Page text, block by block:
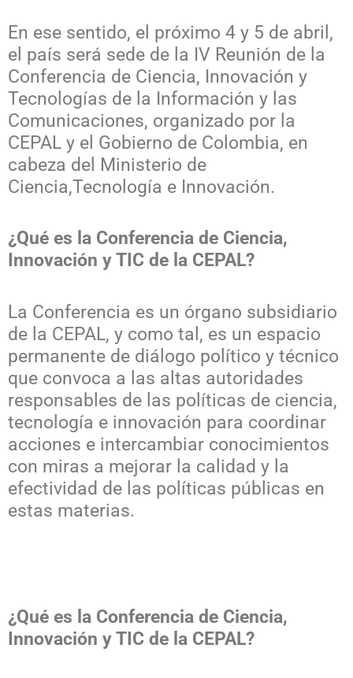
En ese sentido, el próximo 4 y 5 de abril,
el país será sede de la IV Reunión de la
Conferencia de Ciencia, Innovación y
Tecnologías de la Información y las
Comunicaciones, organizado por la
CEPAL y el Gobierno de Colombia, en
cabeza del Ministerio de
Ciencia,Tecnología e Innovación.
¿Qué es la Conferencia de Ciencia,
Innovación y TIC de la CEPAL?
La Conferencia es un órgano subsidiario
de la CEPAL, y como tal, es un espacio
permanente de diálogo político y técnico
que convoca a las altas autoridades
responsables de las políticas de ciencia,
tecnología e innovación para coordinar
acciones e intercambiar conocimientos
con miras a mejorar la calidad y la
efectividad de las políticas públicas en
estas materias.
¿Qué es la Conferencia de Ciencia,
Innovación y TIC de la CEPAL?